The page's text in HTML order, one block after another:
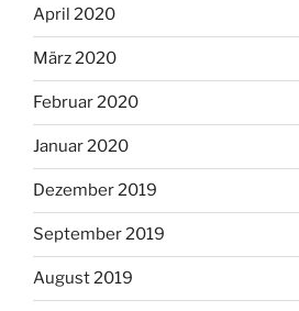
April 2020
März 2020
Februar 2020
Januar 2020
Dezember 2019
September 2019
August 2019